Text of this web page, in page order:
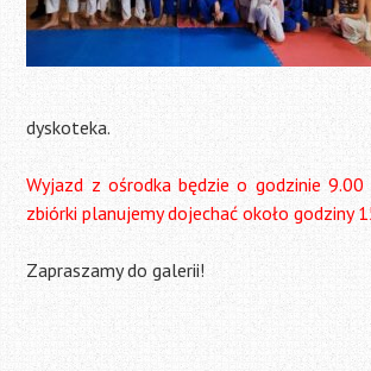
dyskoteka.
Wyjazd z ośrodka będzie o godzinie 9.00
zbiórki planujemy dojechać około godziny
Zapraszamy do galerii!